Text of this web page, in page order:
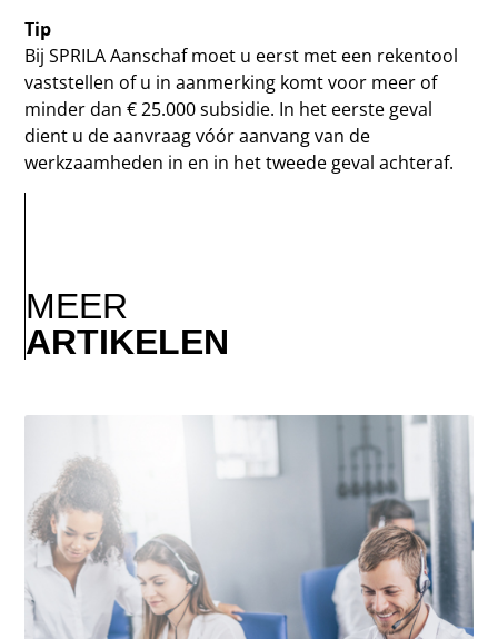
Tip
Bij SPRILA Aanschaf moet u eerst met een rekentool
vaststellen of u in aanmerking komt voor meer of
minder dan € 25.000 subsidie. In het eerste geval
dient u de aanvraag vóór aanvang van de
werkzaamheden in en in het tweede geval achteraf.
MEER
ARTIKELEN